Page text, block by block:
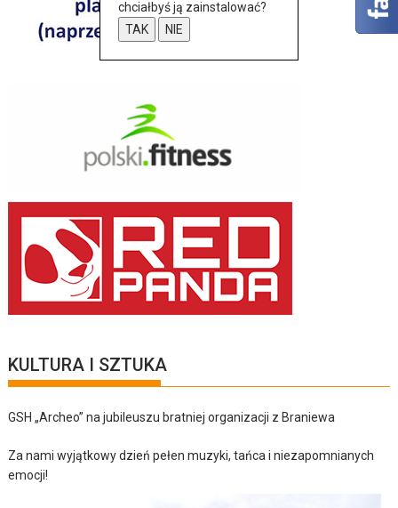
KULTURA I SZTUKA
GSH „Archeo” na jubileuszu bratniej organizacji z Braniewa
Za nami wyjątkowy dzień pełen muzyki, tańca i niezapomnianych
emocji!
chciałbyś ją zainstalować?
TAK
NIE